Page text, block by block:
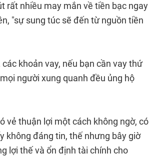
rất nhiều may mắn về tiền bạc ngay
"sự sung túc sẽ đến từ nguồn tiền
khoản vay, nếu bạn cần vay thứ
người xung quanh đều ủng hộ
vẻ thuận lợi một cách không ngờ, có
không đáng tin, thế nhưng bây giờ
lợi thế và ổn định tài chính cho